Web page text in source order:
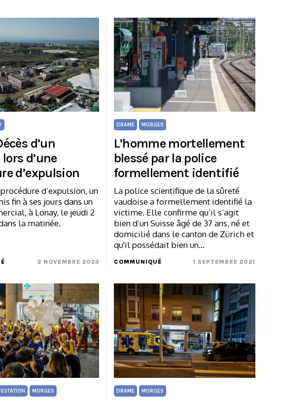
d’un
d’une
d’expulsion
d’expulsion, un
fin à ses jours dans un
à Lonay, le jeudi 2
la matinée.
2 NOVEMBRE 2023
DRAME MORGES
L’homme mortellement
blessé par la police
formellement identifié
La police scientifique de la sûreté
vaudoise a formellement identifié la
victime. Elle confirme qu’il s’agit
bien d’un Suisse âgé de 37 ans, né et
domicilié dans le canton de Zürich et
qu'il possédait bien un…
COMMUNIQUÉ 1 SEPTEMBRE 2021
MORGES DRAME MORGES